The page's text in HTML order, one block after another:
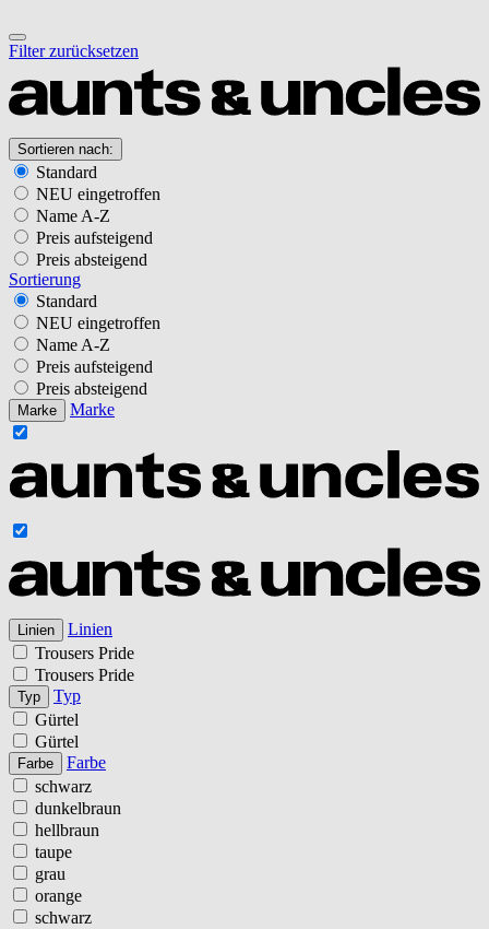
Filter zurücksetzen
Sortieren nach:
Standard
NEU eingetroffen
Name A-Z
Preis aufsteigend
Preis absteigend
Sortierung
Standard
NEU eingetroffen
Name A-Z
Preis aufsteigend
Preis absteigend
Marke Marke
Linien
Linien
Trousers Pride
Trousers Pride
Typ
Typ
Gürtel
Gürtel
Farbe
Farbe
schwarz
dunkelbraun
hellbraun
taupe
grau
orange
schwarz